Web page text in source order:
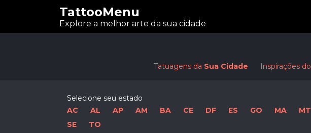
TattooMenu
Explore a melhor arte da sua cidade
Tatuagens da Sua Cidade Inspirações do
Selecione seu estado
AC
AL AP AM BA CE DF ES GO MA MT
SE
TO